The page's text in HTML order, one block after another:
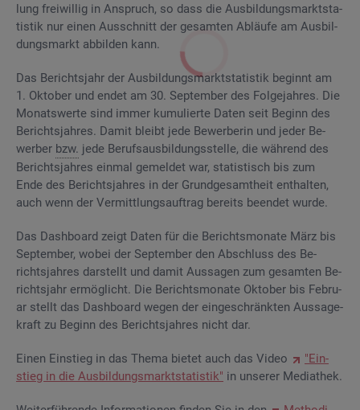
lung frei­wil­lig in An­spruch, so dass die Aus­bil­dungs­markt­sta­
tis­tik nur einen Aus­schnitt der ge­sam­ten Ab­läu­fe am Aus­bil­
dungs­markt ab­bil­den kann.
Das Be­richts­jahr der Aus­bil­dungs­markt­sta­tis­tik be­ginnt am
1. Ok­to­ber und endet am 30. Sep­tem­ber des Fol­ge­jah­res. Die
Mo­nats­wer­te sind immer ku­mu­lier­te Daten seit Be­ginn des
Be­richts­jah­res. Damit bleibt jede Be­wer­be­rin und jeder Be­
wer­ber bzw. jede Be­rufs­aus­bil­dungs­stel­le, die wäh­rend des
Be­richts­jah­res ein­mal ge­mel­det war, sta­tis­tisch bis zum
Ende des Be­richts­jah­res in der Grund­ge­samt­heit ent­hal­ten,
auch wenn der Ver­mitt­lungs­auf­trag be­reits be­en­det wurde.
Das Da­sh­board zeigt Daten für die Be­richts­mo­na­te März bis
Sep­tem­ber, wobei der Sep­tem­ber den Ab­schluss des Be­
richts­jah­res dar­stellt und damit Aus­sa­gen zum ge­sam­ten Be­
richts­jahr er­mög­licht. Die Be­richts­mo­na­te Ok­to­ber bis Fe­bru­
ar stellt das Da­sh­board wegen der ein­ge­schränk­ten Aus­sa­ge­
kraft zu Be­ginn des Be­richts­jah­res nicht dar.
Einen Ein­stieg in das Thema bie­tet auch das Video
"Ein­
stieg in die Aus­bil­dungs­markt­sta­tis­tik" in un­se­rer Me­dia­thek.